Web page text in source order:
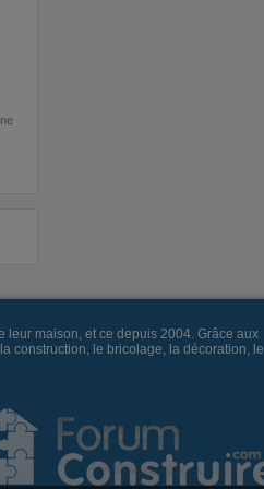
leur maison, et ce depuis 2004. Grâce aux
construction, le bricolage, la décoration, le